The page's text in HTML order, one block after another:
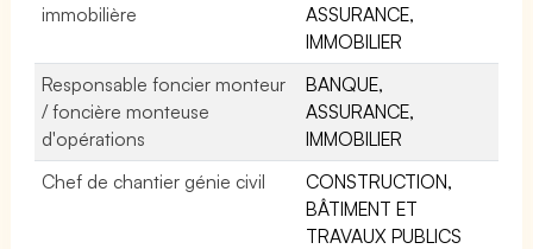
immobilière
ASSURANCE,
IMMOBILIER
Responsable foncier monteur
/ foncière monteuse
d'opérations
BANQUE,
ASSURANCE,
IMMOBILIER
Chef de chantier génie civil
CONSTRUCTION,
BÂTIMENT ET
TRAVAUX PUBLICS